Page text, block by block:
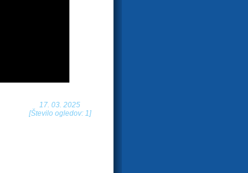
17. 03. 2025
[Število ogledov: 1]